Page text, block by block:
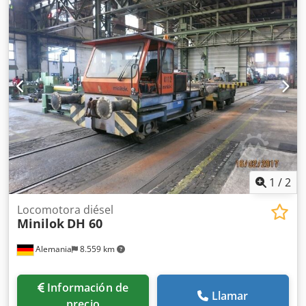
1 /2
Alemania 8.559 km
Locomotora diésel
Minilok DH 60
Información de
Llamar